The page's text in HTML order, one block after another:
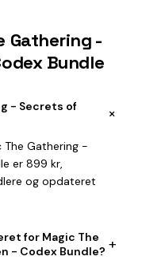
Gathering -
Bundle
- Secrets of
+
Gathering -
er 899 kr,
og opdateret
for Magic The
- Codex Bundle? +